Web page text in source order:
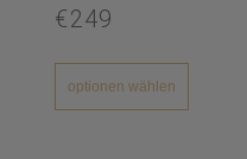
€249
optionen wählen